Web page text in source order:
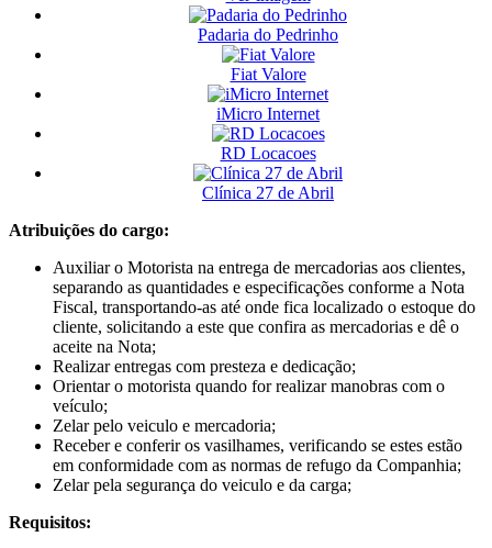
Padaria do Pedrinho
Fiat Valore
iMicro Internet
RD Locacoes
Clínica 27 de Abril
Atribuições do cargo:
Auxiliar o Motorista na entrega de mercadorias aos clientes,
separando as quantidades e especificações conforme a Nota
Fiscal, transportando-as até onde fica localizado o estoque do
cliente, solicitando a este que confira as mercadorias e dê o
aceite na Nota;
Realizar entregas com presteza e dedicação;
Orientar o motorista quando for realizar manobras com o
veículo;
Zelar pelo veiculo e mercadoria;
Receber e conferir os vasilhames, verificando se estes estão
em conformidade com as normas de refugo da Companhia;
Zelar pela segurança do veiculo e da carga;
Requisitos: